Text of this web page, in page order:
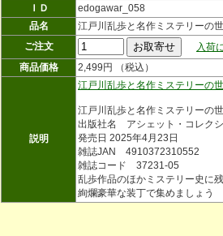
ＩＤ
edogawar_058
品名
江戸川乱歩と名作ミステリーの
ご注文
入荷
商品価格
2,499円 （税込）
説明
江戸川乱歩と名作ミステリーの
江戸川乱歩と名作ミステリーの
出版社名 アシェット・コレク
発売日 2025年4月23日
雑誌JAN 4910372310552
雑誌コード 37231-05
乱歩作品のほかミステリー史に
絢爛豪華な装丁で集めましょう